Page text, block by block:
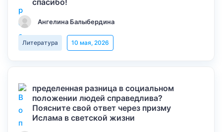
спасибо!
Ангелина Балыбердина
Литература 10 мая, 2026
пределенная разница в социальном
положении людей справедлива?
Поясните свой ответ через призму
Ислама в светской жизни